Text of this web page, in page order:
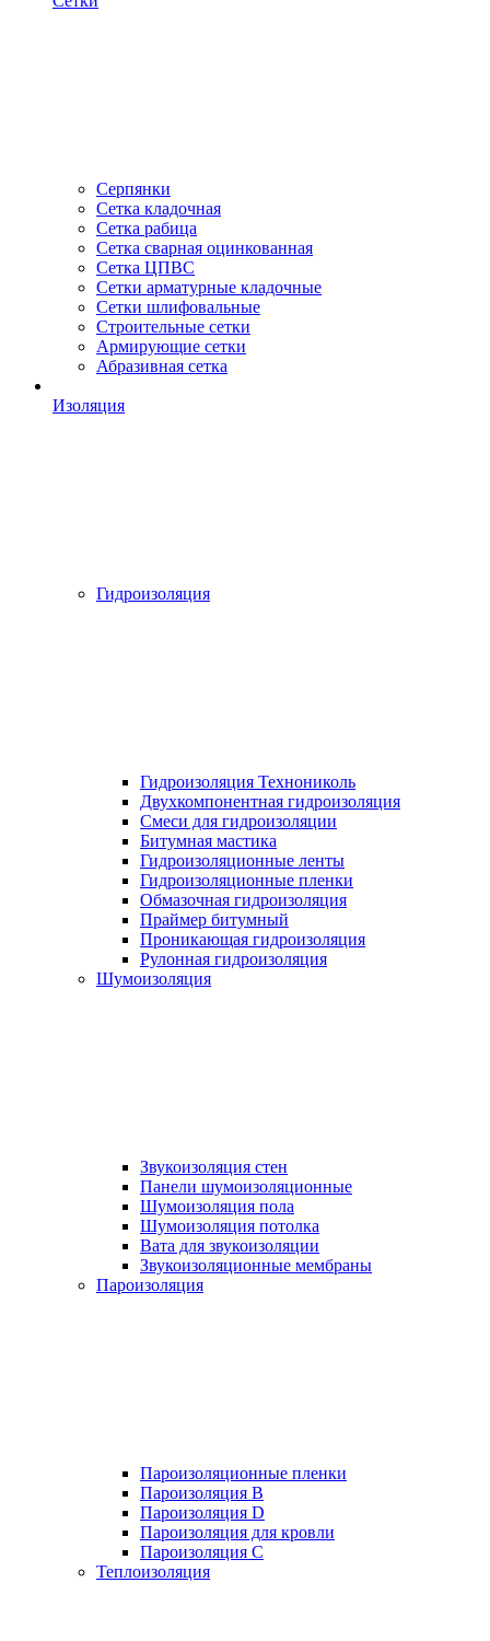
Серпянки
Сетка кладочная
Сетка рабица
Сетка сварная оцинкованная
Сетка ЦПВС
Сетки арматурные кладочные
Сетки шлифовальные
Строительные сетки
Армирующие сетки
Абразивная сетка
Изоляция
Гидроизоляция
Гидроизоляция Технониколь
Двухкомпонентная гидроизоляция
Смеси для гидроизоляции
Битумная мастика
Гидроизоляционные ленты
Гидроизоляционные пленки
Обмазочная гидроизоляция
Праймер битумный
Проникающая гидроизоляция
Рулонная гидроизоляция
Шумоизоляция
Звукоизоляция стен
Панели шумоизоляционные
Шумоизоляция пола
Шумоизоляция потолка
Вата для звукоизоляции
Звукоизоляционные мембраны
Пароизоляция
Пароизоляционные пленки
Пароизоляция B
Пароизоляция D
Пароизоляция для кровли
Пароизоляция С
Теплоизоляция